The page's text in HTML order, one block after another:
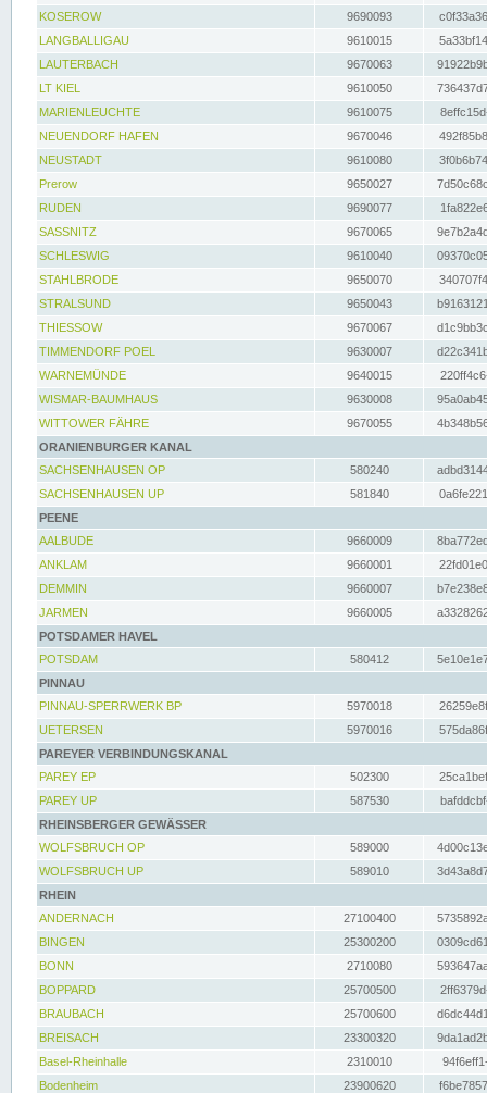
KOSEROW
9690093
LANGBALLIGAU
9610015
LAUTERBACH
9670063
LT KIEL
9610050
MARIENLEUCHTE
9610075
NEUENDORF HAFEN
9670046
NEUSTADT
9610080
Prerow
9650027
RUDEN
9690077
SASSNITZ
9670065
SCHLESWIG
9610040
STAHLBRODE
9650070
STRALSUND
9650043
THIESSOW
9670067
TIMMENDORF POEL
9630007
WARNEMÜNDE
9640015
WISMAR-BAUMHAUS
9630008
WITTOWER FÄHRE
9670055
ORANIENBURGER KANAL
SACHSENHAUSEN OP
580240
SACHSENHAUSEN UP
581840
PEENE
AALBUDE
9660009
ANKLAM
9660001
DEMMIN
9660007
JARMEN
9660005
POTSDAMER HAVEL
POTSDAM
580412
PINNAU
PINNAU-SPERRWERK BP
5970018
UETERSEN
5970016
PAREYER VERBINDUNGSKANAL
PAREY EP
502300
PAREY UP
587530
RHEINSBERGER GEWÄSSER
WOLFSBRUCH OP
589000
WOLFSBRUCH UP
589010
RHEIN
ANDERNACH
27100400
BINGEN
25300200
BONN
2710080
BOPPARD
25700500
BRAUBACH
25700600
BREISACH
23300320
Basel-Rheinhalle
2310010
Bodenheim
23900620